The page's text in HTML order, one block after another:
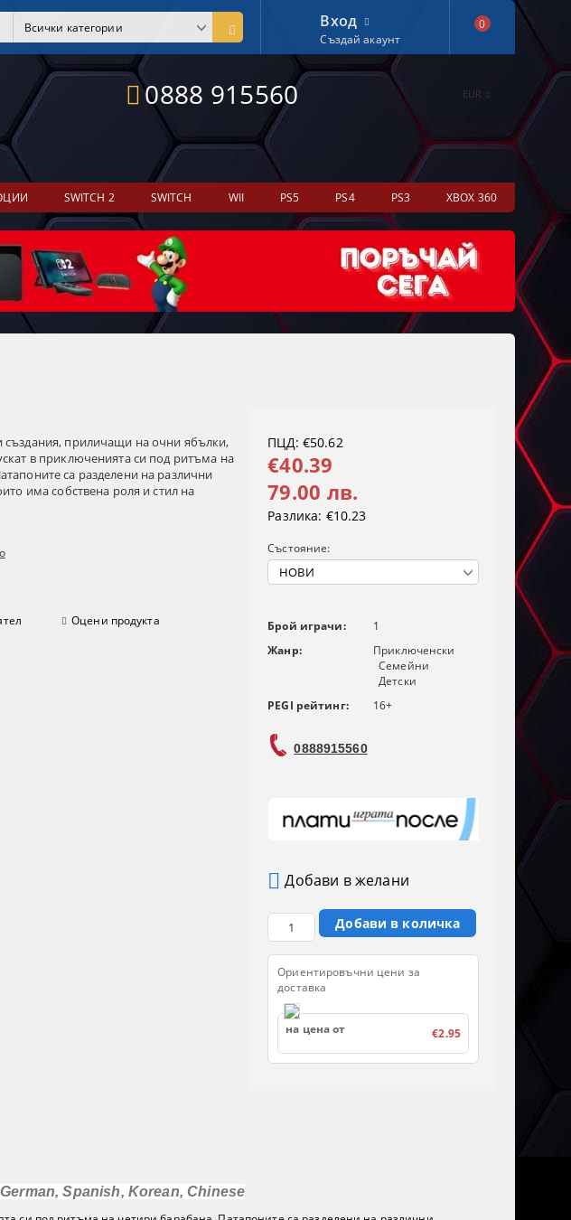
0888 915560 EUR
Вход
Създай акаунт
0
SWITCH 2 SWITCH WII PS5 PS4 PS3 XBOX 360
създания, приличащи на очни ябълки,
в приключенията си под ритъма на
са разделени на различни
има собствена роля и стил на
Оцени продукта
ПЦД: €50.62
€40.39
79.00 лв.
Разлика: €10.23
Състояние:
Брой играчи:
1
Жанр:
Приключенски
Семейни
Детски
PEGI рейтинг:
16+
0888915560
Добави в желани
Ориентировъчни цени за
доставка
на цена от €2.95
Spanish, Korean, Chinese